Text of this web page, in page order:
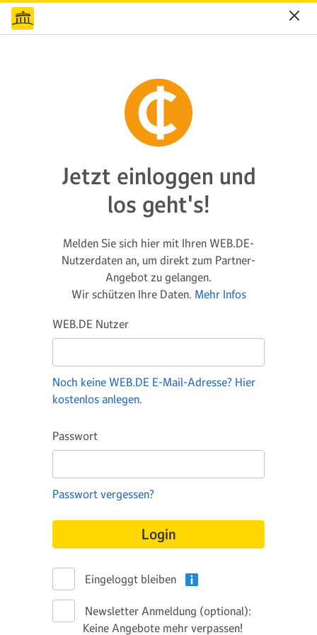
Jetzt einloggen und
los geht's!
Melden Sie sich hier mit Ihren WEB.DE-
Nutzerdaten an, um direkt zum Partner-
Angebot zu gelangen.
Wir schützen Ihre Daten. Mehr Infos
WEB.DE Nutzer
Noch keine WEB.DE E-Mail-Adresse? Hier
kostenlos anlegen.
Passwort
Passwort vergessen?
Login
Eingeloggt bleiben
Newsletter Anmeldung (optional):
Keine Angebote mehr verpassen!